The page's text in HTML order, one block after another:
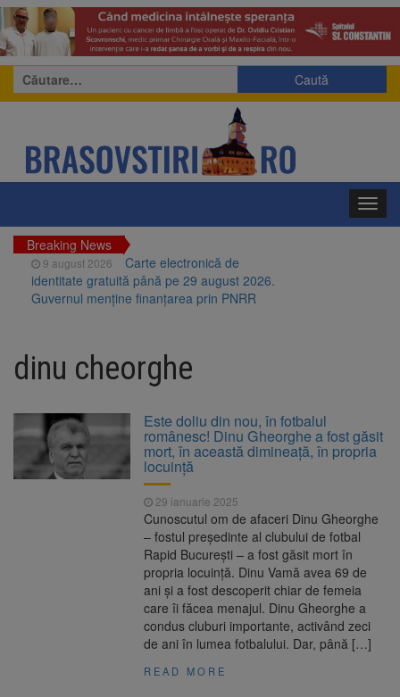
Caută
după:
Breaking News
9 august 2026
Carte electronică de
identitate gratuită până pe 29 august 2026.
Guvernul menține finanțarea prin PNRR
Brașovului vor fi restaurate. Contractul de
finanțare a fost semnat
propriul record mondial. Betty Bromage a
zburat din nou pe aripa unui avion
9 august 2026
Avocații fraților Andrew și
Tristan Tate cer eliberarea lor pe cauțiune în
Se schimbă examenul de
medic specialist. Subiecte unice în toată țara,
aceeași oră și același barem
Se schimbă regulile pentru
capsulele de cafea și ambalajele de unică
dinu cheorghe
Este doliu din nou, în fotbalul
românesc! Dinu Gheorghe a fost găsit
mort, în această dimineață, în propria
locuință
29 ianuarie 2025
Cunoscutul om de afaceri Dinu Gheorghe
– fostul președinte al clubului de fotbal
Rapid București – a fost găsit mort în
propria locuință. Dinu Vamă avea 69 de
ani și a fost descoperit chiar de femeia
care îi făcea menajul. Dinu Gheorghe a
condus cluburi importante, activând zeci
de ani în lumea fotbalului. Dar, până […]
READ MORE